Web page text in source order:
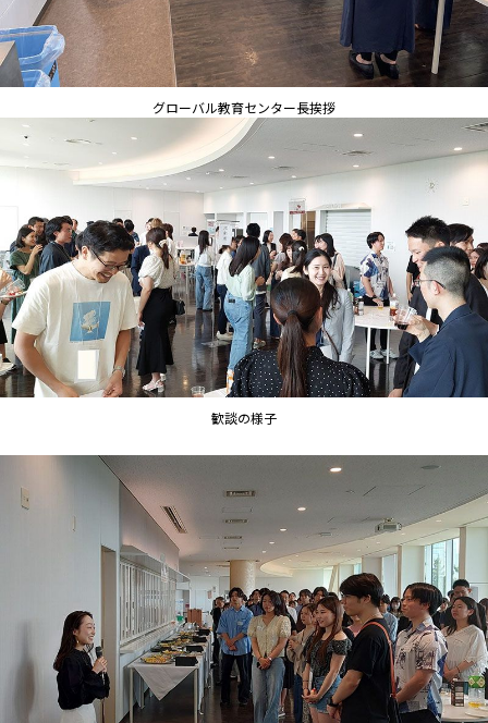
グローバル教育センター長挨拶
歓談の様子